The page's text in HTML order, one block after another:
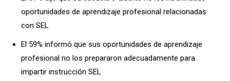
oportunidades de aprendizaje profesional relacionadas
con SEL
El 59% informó que sus oportunidades de aprendizaje
profesional no los prepararon adecuadamente para
impartir instrucción SEL